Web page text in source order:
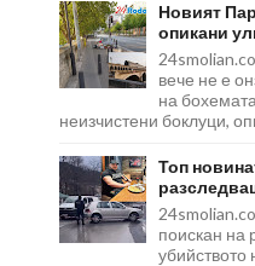
Новият
опикани
вече не е
на
неизчистени боклуци,
Топ
поискан на
убийството